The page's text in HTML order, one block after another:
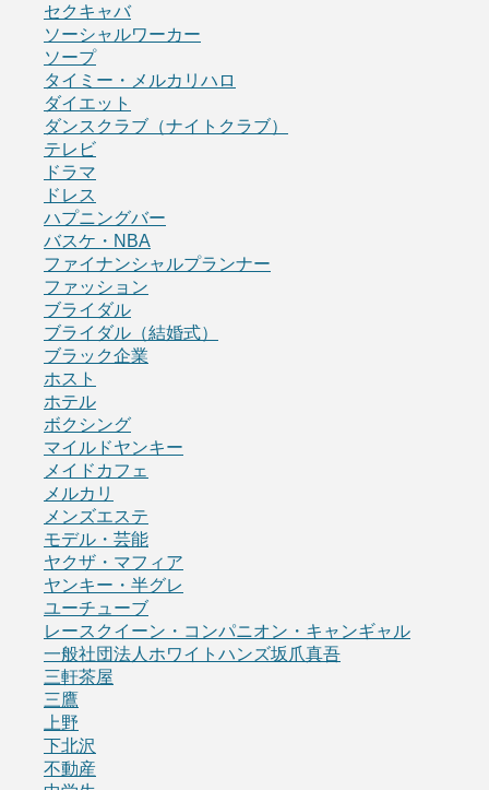
セクキャバ
ソーシャルワーカー
ソープ
タイミー・メルカリハロ
ダイエット
ダンスクラブ（ナイトクラブ）
テレビ
ドラマ
ドレス
ハプニングバー
バスケ・NBA
ファイナンシャルプランナー
ファッション
ブライダル
ブライダル（結婚式）
ブラック企業
ホスト
ホテル
ボクシング
マイルドヤンキー
メイドカフェ
メルカリ
メンズエステ
モデル・芸能
ヤクザ・マフィア
ヤンキー・半グレ
ユーチューブ
レースクイーン・コンパニオン・キャンギャル
一般社団法人ホワイトハンズ坂爪真吾
三軒茶屋
三鷹
上野
下北沢
不動産